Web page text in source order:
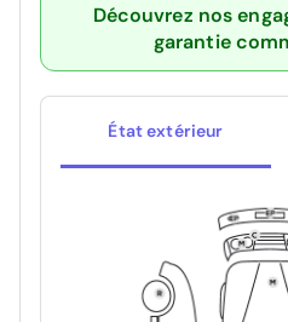
Découvrez nos
garantie
État extérieur